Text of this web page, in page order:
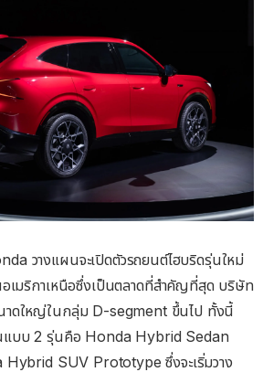
วางแผนจะเปิดตัวรถยนต์ไฮบริดรุ่นใหม่
อเมริกาเหนือซึ่งเป็นตลาดที่สำคัญที่สุด บริษัท
นาดใหญ่ในกลุ่ม D-segment ขึ้นไป ทั้งนี้
แบบ 2 รุ่นคือ Honda Hybrid Sedan
SUV Prototype ซึ่งจะเริ่มวาง